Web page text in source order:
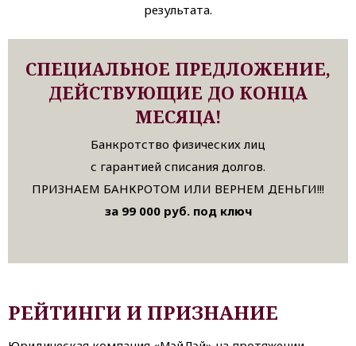
результата.
СПЕЦИАЛЬНОЕ ПРЕДЛОЖЕНИЕ,
ДЕЙСТВУЮЩИЕ ДО КОНЦА
МЕСЯЦА!
Банкротство физических лиц
с гарантией списания долгов.
ПРИЗНАЕМ БАНКРОТОМ ИЛИ ВЕРНЕМ ДЕНЬГИ!!!
за 99 000 руб. под ключ
РЕЙТИНГИ И ПРИЗНАНИЕ